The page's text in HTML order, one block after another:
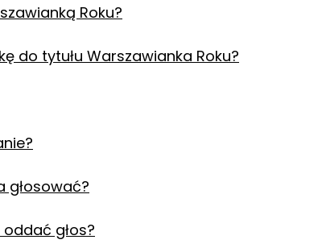
Roku?
do tytułu Warszawianka Roku?
głosować?
głos?